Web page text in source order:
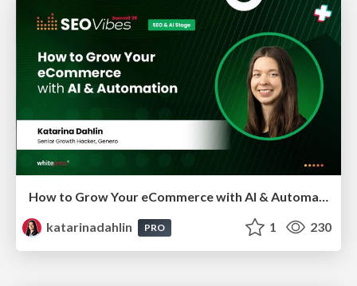
How to Grow Your eCommerce with AI & Automation
katarinadahlin
PRO 1 230